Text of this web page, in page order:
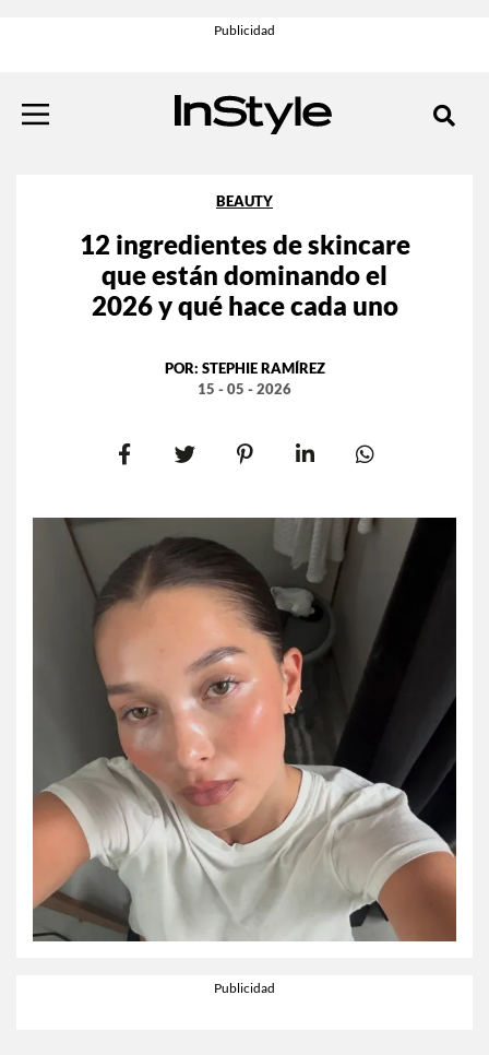
BEAUTY
12 ingredientes de skincare
que están dominando el
2026 y qué hace cada uno
POR: STEPHIE RAMÍREZ
15 - 05 - 2026